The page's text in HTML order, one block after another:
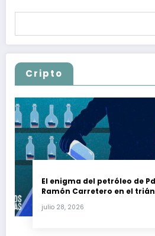
Cripto
El enigma del petróleo de
Ramón Carretero en el
julio 28, 2026